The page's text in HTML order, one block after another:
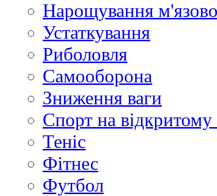
Нарощування
Устаткування
Риболовля
Самооборона
Зниження ваги
Спорт на відкритому
Теніс
Фітнес
Футбол